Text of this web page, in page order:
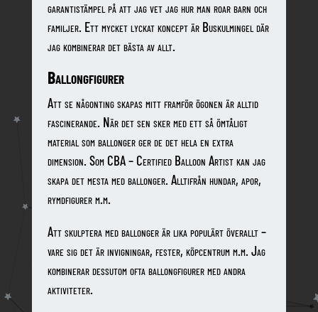
garantistämpel på att jag vet jag hur man roar barn och
familjer. Ett mycket lyckat koncept är Buskulmingel där
jag kombinerar det bästa av allt.
Ballongfigurer
Att se någonting skapas mitt framför ögonen är alltid
fascinerande. När det sen sker med ett så ömtåligt
material som ballonger ger de det hela en extra
dimension. Som CBA – Certified Balloon Artist kan jag
skapa det mesta med ballonger. Alltifrån hundar, apor,
rymdfigurer m.m.
Att skulptera med ballonger är lika populärt överallt –
vare sig det är invigningar, fester, köpcentrum m.m. Jag
kombinerar dessutom ofta ballongfigurer med andra
aktiviteter.